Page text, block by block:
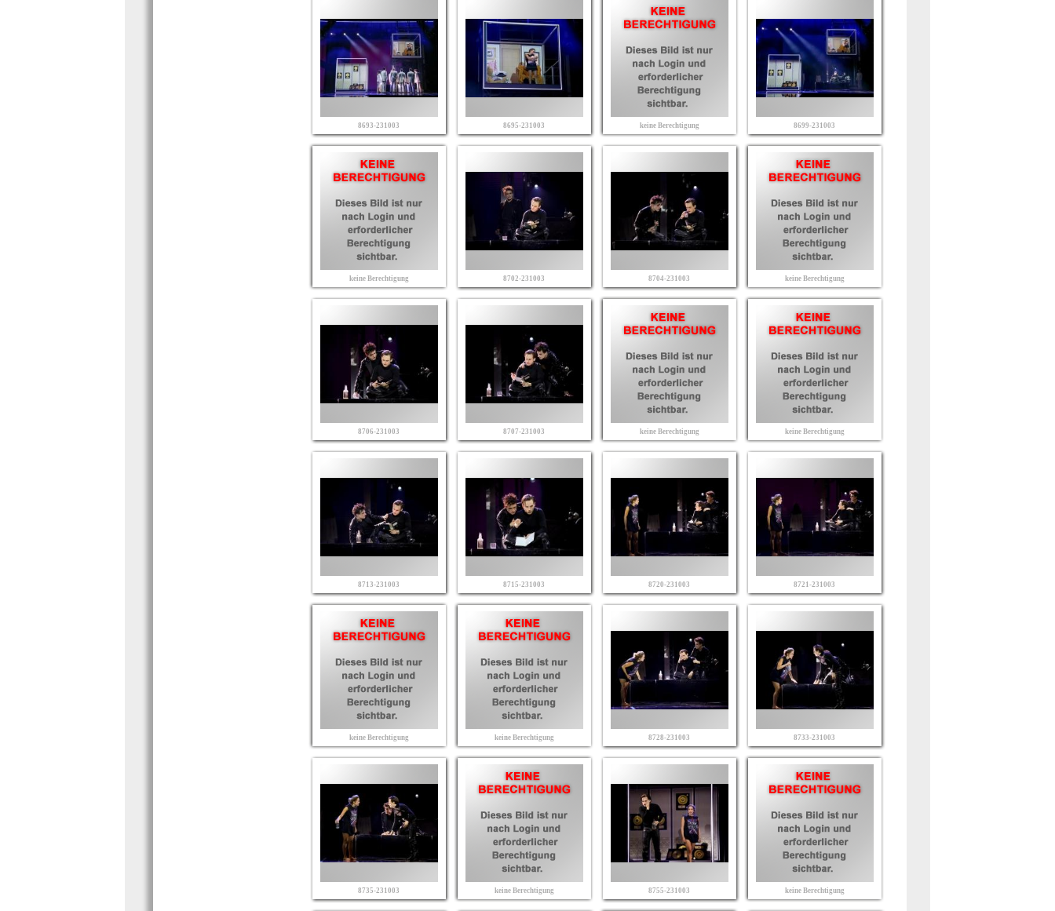
8693-231003 8695-231003 keine Berechtigung 8699-231003
keine Berechtigung 8702-231003 8704-231003 keine Berechtigung
8706-231003 8707-231003 keine Berechtigung keine Berechtigung
8713-231003 8715-231003 8720-231003 8721-231003
keine Berechtigung keine Berechtigung 8728-231003 8733-231003
8735-231003 keine Berechtigung 8755-231003 keine Berechtigung